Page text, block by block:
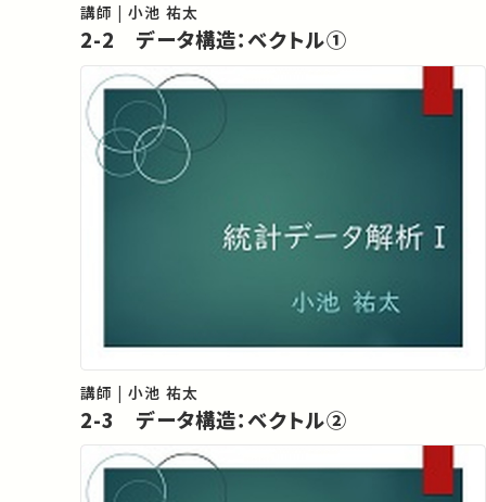
講師 | 小池 祐太
2-2 データ構造：ベクトル①
講師 | 小池 祐太
2-3 データ構造：ベクトル②